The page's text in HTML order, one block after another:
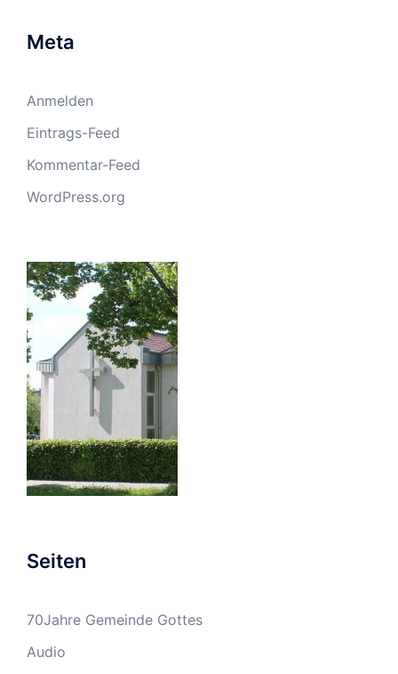
Meta
Anmelden
Eintrags-Feed
Kommentar-Feed
WordPress.org
Seiten
70Jahre Gemeinde Gottes
Audio